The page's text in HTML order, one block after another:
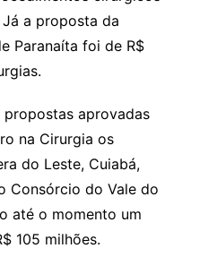
a proposta da
Paranaíta foi de R$
propostas aprovadas
na Cirurgia os
do Leste, Cuiabá,
Consórcio do Vale do
até o momento um
105 milhões.